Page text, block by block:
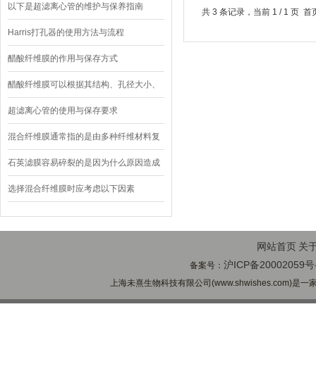
应注意了
以下是超滤离心管的维护与保养指南
Harris打孔器的使用方法与流程
醋酸纤维膜的作用与保存方式
醋酸纤维膜可以根据其结构、孔径大小、
用途等因素进行分类
超滤离心管的使用与保存要求
混合纤维膜通常指的是由多种纤维材料复
合而成的过滤膜
石英滤膜容易碎裂的是因为什么原因造成
的
选择混合纤维膜时应考虑以下因素
共 3 条记录，当前 1 / 1 页
网站首页 关
备案号：沪ICP备20002059
上海未熹生物科技有限公司(www.shwishes.com)是一